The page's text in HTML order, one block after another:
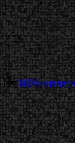
लिएबिलिंग सहायता